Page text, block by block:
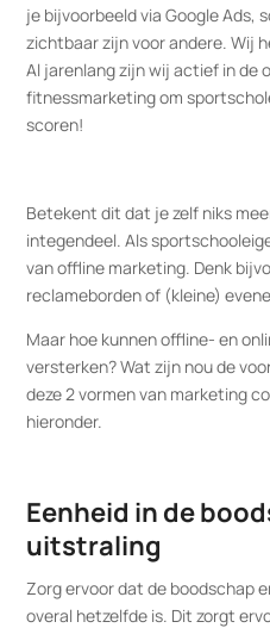
je bijvoorbeeld via Google Ads,
zichtbaar zijn voor andere. Wij
Al jarenlang zijn wij actief in de
fitnessmarketing om
scoren!
Betekent dit dat je zelf niks
integendeel. Als
van offline marketing. Denk
reclameborden of (kleine)
Maar hoe kunnen offline- en
versterken? Wat zijn nou de
deze 2 vormen van marketing
hieronder.
Eenheid in de
uitstraling
Zorg ervoor dat de boodschap
overal hetzelfde is. Dit zorgt